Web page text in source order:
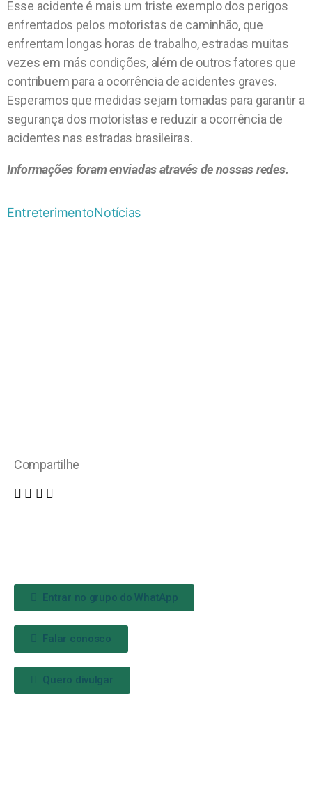
Esse acidente é mais um triste exemplo dos perigos
enfrentados pelos motoristas de caminhão, que
enfrentam longas horas de trabalho, estradas muitas
vezes em más condições, além de outros fatores que
contribuem para a ocorrência de acidentes graves.
Esperamos que medidas sejam tomadas para garantir a
segurança dos motoristas e reduzir a ocorrência de
acidentes nas estradas brasileiras.
Informações foram enviadas através de nossas redes.
EntreterimentoNotícias
Compartilhe
Entrar no grupo do WhatApp
Falar conosco
Quero divulgar